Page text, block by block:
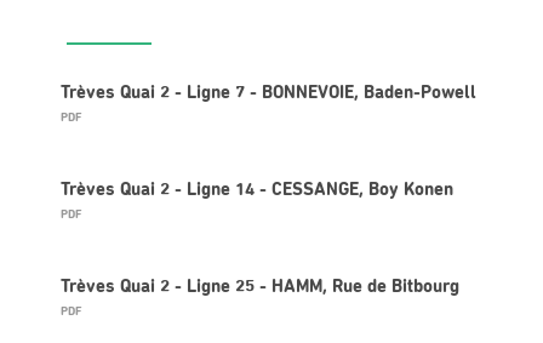
Trèves Quai 2 - Ligne 7 - BONNEVOIE, Baden-Powell
PDF
Trèves Quai 2 - Ligne 14 - CESSANGE, Boy Konen
PDF
Trèves Quai 2 - Ligne 25 - HAMM, Rue de Bitbourg
PDF